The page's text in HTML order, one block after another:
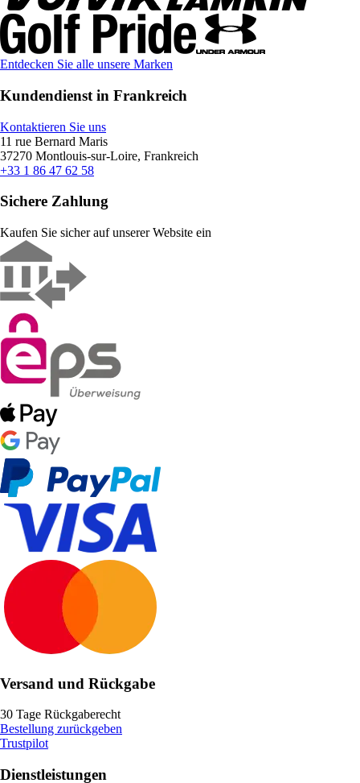
Entdecken Sie alle unsere Marken
Kundendienst in Frankreich
Kontaktieren Sie uns
11 rue Bernard Maris
37270 Montlouis-sur-Loire, Frankreich
+33 1 86 47 62 58
Sichere Zahlung
Kaufen Sie sicher auf unserer Website ein
Versand und Rückgabe
30 Tage Rückgaberecht
Bestellung zurückgeben
Trustpilot
Dienstleistungen